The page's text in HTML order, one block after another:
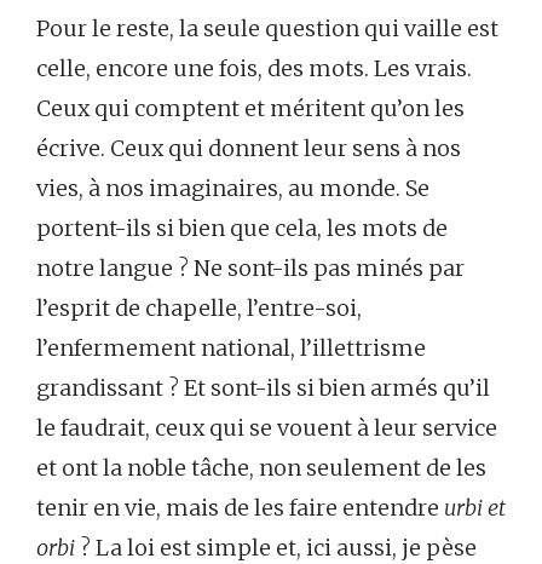
Pour le reste, la seule question qui vaille est
celle, encore une fois, des mots. Les vrais.
Ceux qui comptent et méritent qu’on les
écrive. Ceux qui donnent leur sens à nos
vies, à nos imaginaires, au monde. Se
portent-ils si bien que cela, les mots de
notre langue ? Ne sont-ils pas minés par
l’esprit de chapelle, l’entre-soi,
l’enfermement national, l’illettrisme
grandissant ? Et sont-ils si bien armés qu’il
le faudrait, ceux qui se vouent à leur service
et ont la noble tâche, non seulement de les
tenir en vie, mais de les faire entendre urbi et
orbi ? La loi est simple et, ici aussi, je pèse